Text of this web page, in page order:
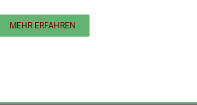
MEHR ERFAHREN